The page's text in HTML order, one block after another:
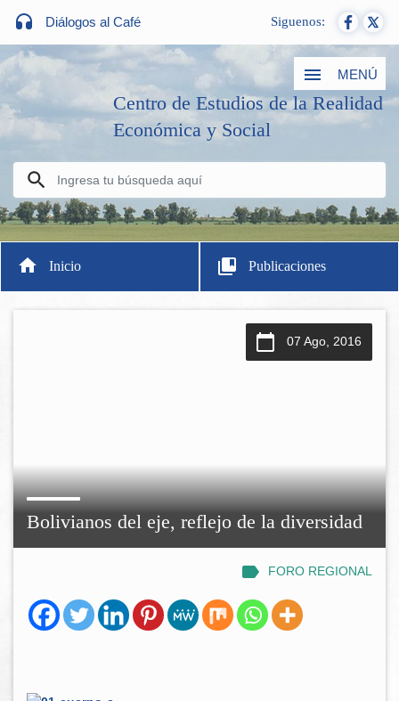
Diálogos al Café Siguenos:
MENÚ
Centro de Estudios de la Realidad
Económica y Social
Inicio Publicaciones
07 Ago, 2016
Bolivianos del eje, reflejo de la diversidad
FORO REGIONAL